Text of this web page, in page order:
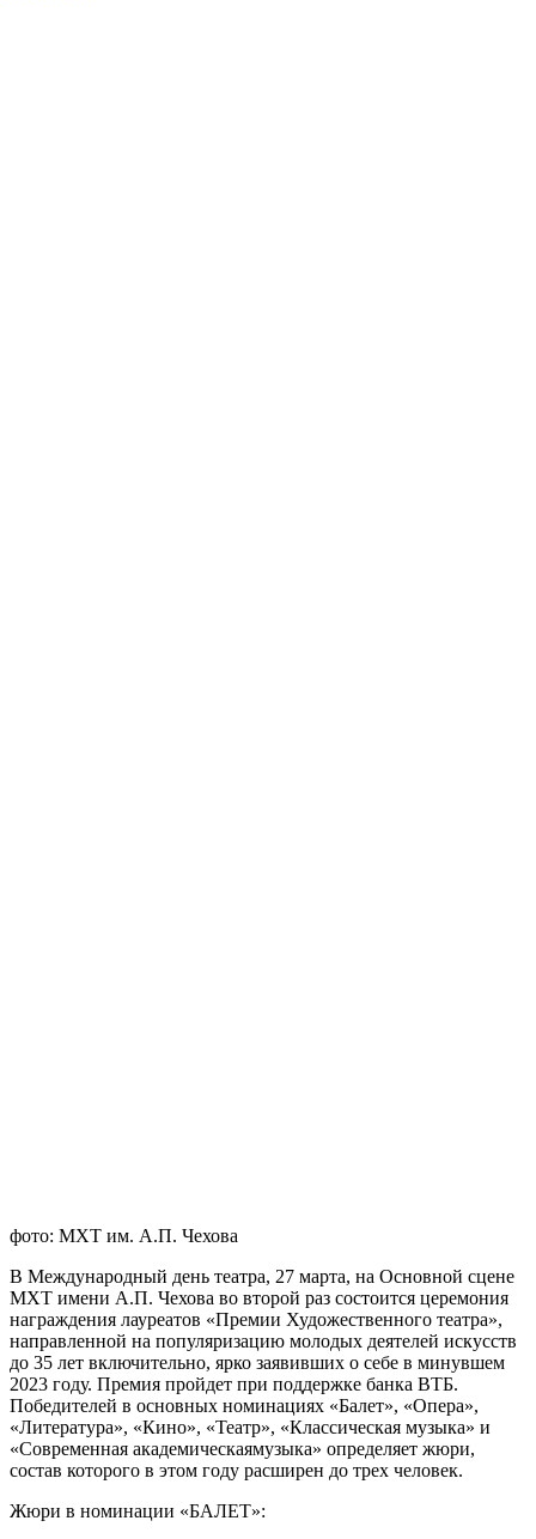
фото: МХТ им. А.П. Чехова
В Международный день театра, 27 марта, на Основной сцене
МХТ имени А.П. Чехова во второй раз состоится церемония
награждения лауреатов «Премии Художественного театра»,
направленной на популяризацию молодых деятелей искусств
до 35 лет включительно, ярко заявивших о себе в минувшем
2023 году. Премия пройдет при поддержке банка ВТБ.
Победителей в основных номинациях «Балет», «Опера»,
«Литература», «Кино», «Театр», «Классическая музыка» и
«Современная академическаямузыка» определяет жюри,
состав которого в этом году расширен до трех человек.
Жюри в номинации «БАЛЕТ»: